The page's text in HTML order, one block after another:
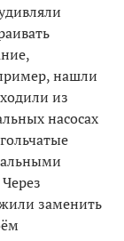
нашли
из
насосах
заменить